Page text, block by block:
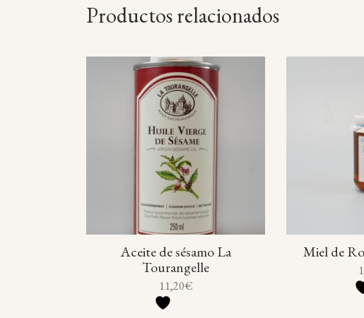
Productos relacionados
Aceite de sésamo La
Tourangelle
11,20€
Miel de